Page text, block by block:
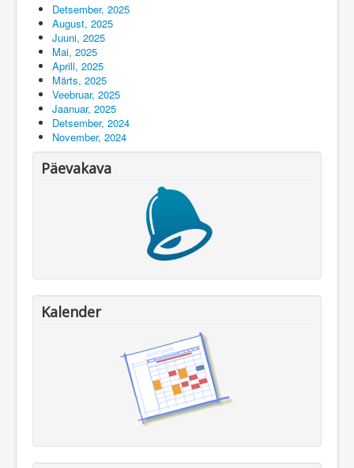
Detsember, 2025
August, 2025
Juuni, 2025
Mai, 2025
Aprill, 2025
Märts, 2025
Veebruar, 2025
Jaanuar, 2025
Detsember, 2024
November, 2024
Päevakava
Kalender